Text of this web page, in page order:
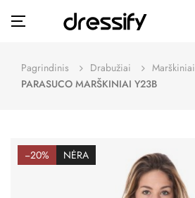
Toggle
navigation
☰
Pagrindinis Drabužiai
Marškiniai
PARASUCO MARŠKINIAI Y23B
−20% NĖRA